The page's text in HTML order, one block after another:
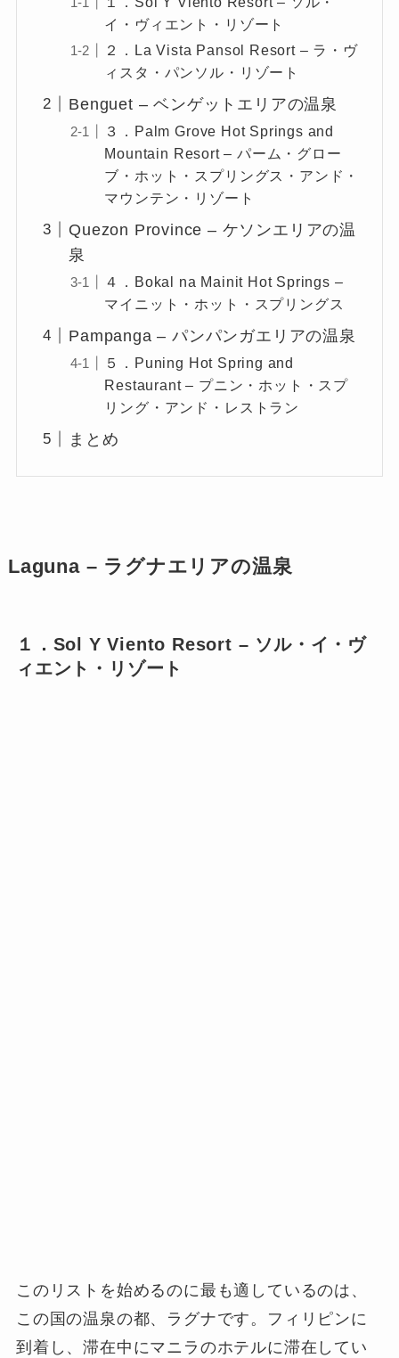
イ・ヴィエント・リゾート
２．La Vista Pansol Resort – ラ・ヴ
ィスタ・パンソル・リゾート
Benguet – ベンゲットエリアの温泉
３．Palm Grove Hot Springs and
Mountain Resort – パーム・グロー
ブ・ホット・スプリングス・アンド・
マウンテン・リゾート
Quezon Province – ケソンエリアの温
泉
４．Bokal na Mainit Hot Springs –
マイニット・ホット・スプリングス
Pampanga – パンパンガエリアの温泉
５．Puning Hot Spring and
Restaurant – プニン・ホット・スプ
リング・アンド・レストラン
まとめ
Laguna – ラグナエリアの温泉
１．Sol Y Viento Resort – ソル・イ・ヴ
ィエント・リゾート
このリストを始めるのに最も適しているのは、
この国の温泉の都、ラグナです。フィリピンに
到着し、滞在中にマニラのホテルに滞在してい